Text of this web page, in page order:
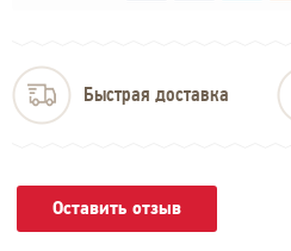
Быстрая доставка
Оставить отзыв